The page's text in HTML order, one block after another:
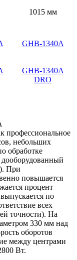
1015 мм
GHB-1340A
GHB-1340A
DRO
профессиональное
небольших
обработке
При
повышается
процент
по
всех
точности). На
330 мм над
оборотов
между центрами
Вт.